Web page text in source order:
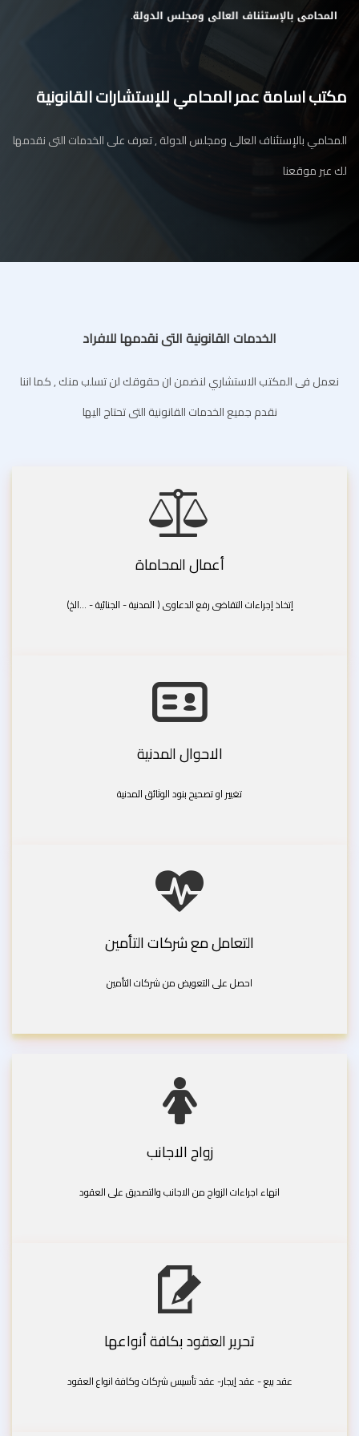
مكتب اسامة عمر المحامي للإستشارات القانونية
المحامي بالإستئناف العالى ومجلس الدولة , تعرف على الخدمات التى نقدمها
لك عبر موقعنا
الخدمات القانونية التى نقدمها للافراد
نعمل فى المكتب الاستشاري لنضمن ان حقوقك لن تسلب منك , كما اننا
نقدم جميع الخدمات القانونية التى تحتاج اليها
أعمال المحاماة
إتخاذ إجراءات التقاضى رفع الدعاوى ( المدنية - الجنائية - ...الخ)
الاحوال المدنية
تغيير او تصحيح بنود الوثائق المدنية
التعامل مع شركات التأمين
احصل على التعويض من شركات التأمين
زواج الاجانب
انهاء اجراءات الزواج من الاجانب والتصديق على العقود
تحرير العقود بكافة أنواعها
عقد بيع - عقد إيجار- عقد تأسيس شركات وكافة انواع العقود